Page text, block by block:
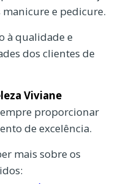
e pedicure.
à qualidade e
dos clientes de
Viviane
proporcionar
de excelência.
mais sobre os